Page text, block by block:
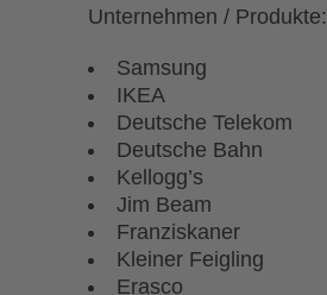
Unternehmen / Produkte:
Samsung
IKEA
Deutsche Telekom
Deutsche Bahn
Kellogg’s
Jim Beam
Franziskaner
Kleiner Feigling
Erasco